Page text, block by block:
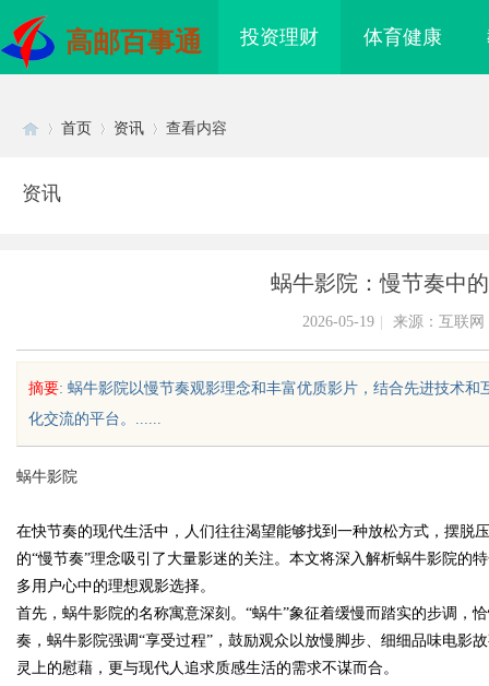
高邮百事通 投资理财 体育健康
uz
首页 资讯 查看内容
资讯
蜗牛影院：慢节奏中
2026-05-19 来源：互联网
摘要: 蜗牛影院以慢节奏观影理念和丰富优质影片，结合先进技术
化交流的平台。......
蜗牛影院
在快节奏的现代生活中，人们往往渴望能够找到一种放松方式，摆脱
的“慢节奏”理念吸引了大量影迷的关注。本文将深入解析蜗牛影院的
多用户心中的理想观影选择。
首先，蜗牛影院的名称寓意深刻。“蜗牛”象征着缓慢而踏实的步调，
奏，蜗牛影院强调“享受过程”，鼓励观众以放慢脚步、细细品味电影
灵上的慰藉，更与现代人追求质感生活的需求不谋而合。
法律护航者
境雷区的安全垫